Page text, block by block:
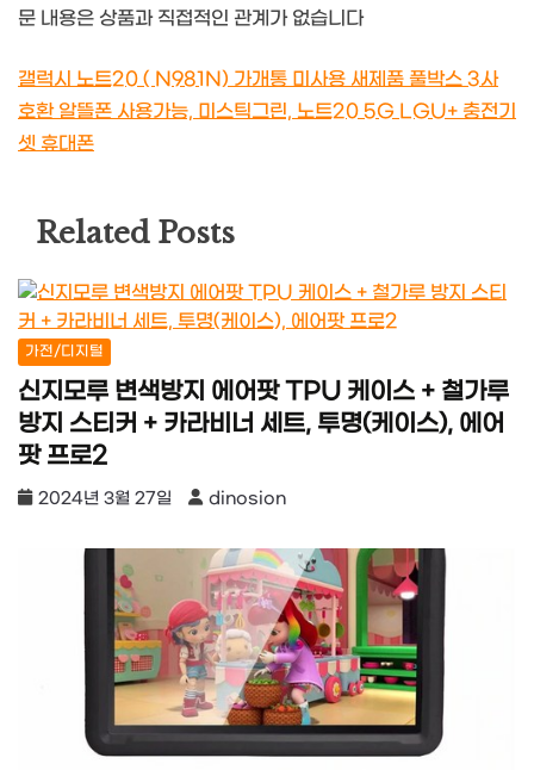
문 내용은 상품과 직접적인 관계가 없습니다
갤럭시 노트20 ( N981N) 가개통 미사용 새제품 풀박스 3사
호환 알뜰폰 사용가능, 미스틱그린, 노트20 5G LGU+ 충전기
셋 휴대폰
Related Posts
가전/디지털
신지모루 변색방지 에어팟 TPU 케이스 + 철가루
방지 스티커 + 카라비너 세트, 투명(케이스), 에어
팟 프로2
2024년 3월 27일 dinosion